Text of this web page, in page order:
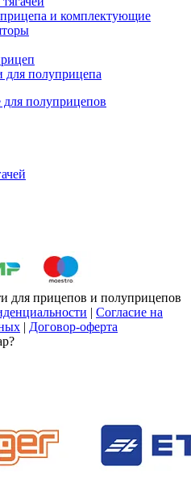
и комплектующие
для полуприцепа
для полуприцепов
прицепов и полуприцепов
| Согласие на
| Договор-оферта